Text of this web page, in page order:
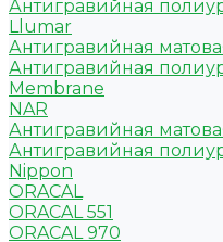
Антигравийная
Llumar
Антигравийная
Антигравийная
Membrane
NAR
Антигравийная
Антигравийная
Nippon
ORACAL
ORACAL 551
ORACAL 970